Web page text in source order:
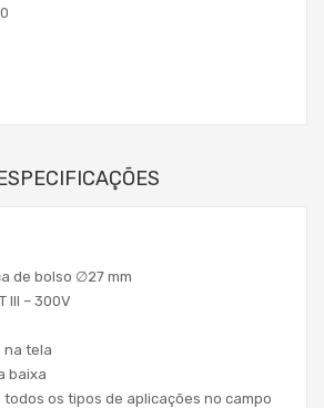
de bolso ∅27 mm
III – 300V
na tela
baixa
os tipos de aplicações no campo